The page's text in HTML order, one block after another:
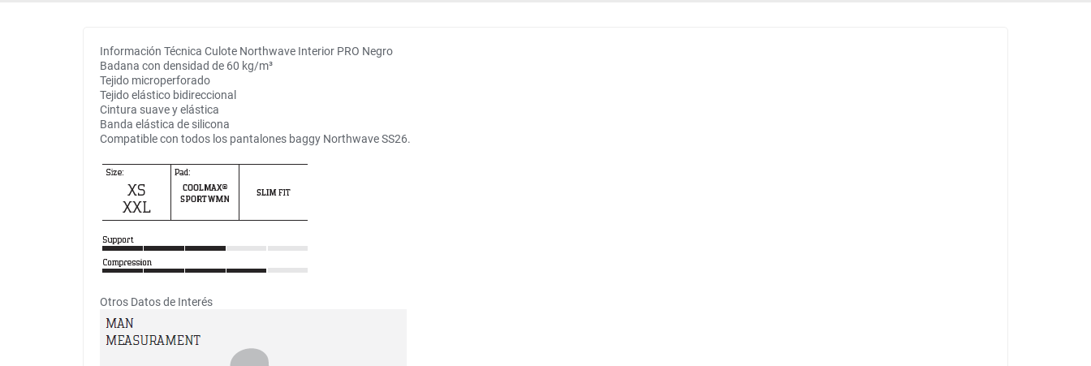
Información Técnica Culote Northwave Interior PRO Negro
Badana con densidad de 60 kg/m³
Tejido microperforado
Tejido elástico bidireccional
Cintura suave y elástica
Banda elástica de silicona
Compatible con todos los pantalones baggy Northwave SS26.
Otros Datos de Interés